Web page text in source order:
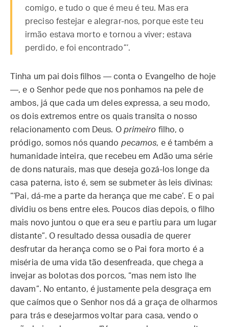
comigo, e tudo o que é meu é teu. Mas era
preciso festejar e alegrar-nos, porque este teu
irmão estava morto e tornou a viver; estava
perdido, e foi encontrado”’.
Tinha um pai dois filhos — conta o Evangelho de hoje
—, e o Senhor pede que nos ponhamos na pele de
ambos, já que cada um deles expressa, a seu modo,
os dois extremos entre os quais transita o nosso
relacionamento com Deus. O primeiro filho, o
pródigo, somos nós quando pecamos, e é também a
humanidade inteira, que recebeu em Adão uma série
de dons naturais, mas que deseja gozá-los longe da
casa paterna, isto é, sem se submeter às leis divinas:
“‘Pai, dá-me a parte da herança que me cabe’. E o pai
dividiu os bens entre eles. Poucos dias depois, o filho
mais novo juntou o que era seu e partiu para um lugar
distante”. O resultado dessa ousadia de querer
desfrutar da herança como se o Pai fora morto é a
miséria de uma vida tão desenfreada, que chega a
invejar as bolotas dos porcos, “mas nem isto lhe
davam”. No entanto, é justamente pela desgraça em
que caímos que o Senhor nos dá a graça de olharmos
para trás e desejarmos voltar para casa, vendo o